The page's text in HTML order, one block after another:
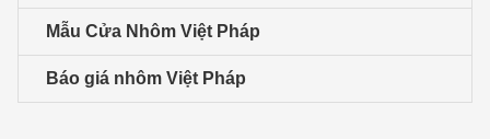
Mẫu Cửa Nhôm Việt Pháp
Báo giá nhôm Việt Pháp